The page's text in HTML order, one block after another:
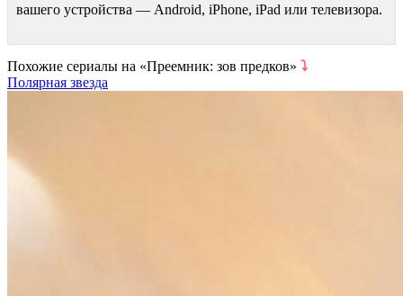
вашего устройства — Android, iPhone, iPad или телевизора.
Похожие сериалы на «Преемник: зов предков» ⤵
Полярная звезда